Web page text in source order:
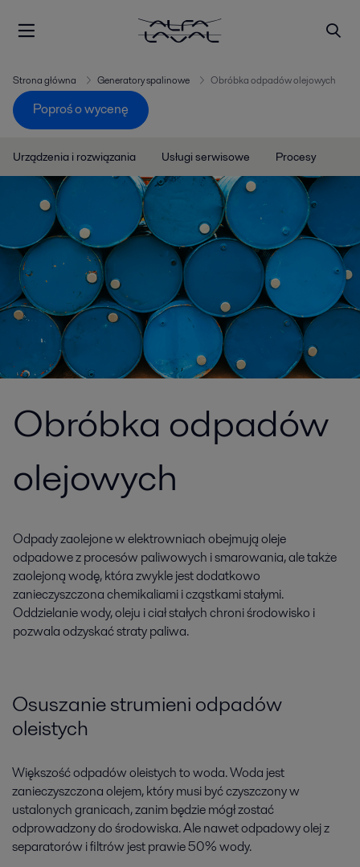
Strona główna Generatory spalinowe Obróbka odpadów olejowych
Poproś o wycenę
Urządzenia i rozwiązania Usługi serwisowe Procesy
Obróbka odpadów
olejowych
Odpady zaolejone w elektrowniach obejmują oleje
odpadowe z procesów paliwowych i smarowania, ale także
zaolejoną wodę, która zwykle jest dodatkowo
zanieczyszczona chemikaliami i cząstkami stałymi.
Oddzielanie wody, oleju i ciał stałych chroni środowisko i
pozwala odzyskać straty paliwa.
Osuszanie strumieni odpadów
oleistych
Większość odpadów oleistych to woda. Woda jest
zanieczyszczona olejem, który musi być czyszczony w
ustalonych granicach, zanim będzie mógł zostać
odprowadzony do środowiska. Ale nawet odpadowy olej z
separatorów i filtrów jest prawie 50% wody.